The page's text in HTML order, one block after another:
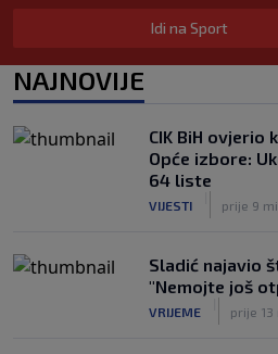
Trafford
nacionalni dan
NOGOMET
|
prije
Idi na Sport
NAJNOVIJE
CIK BiH ovjerio
Opće izbore:
64 liste
VIJESTI prije 9
Sladić najavio
"Nemojte još
VRIJEME prije 13